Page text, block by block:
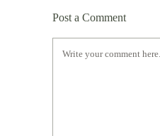
Post a Comment